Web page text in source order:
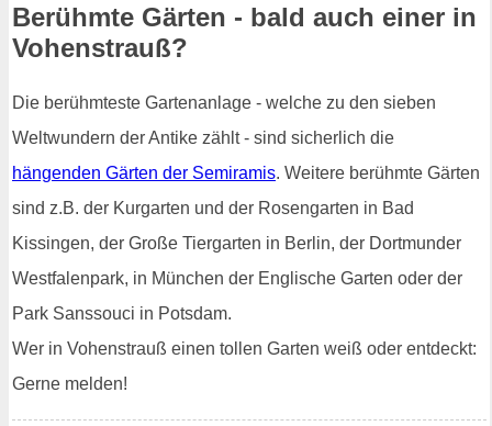
Berühmte Gärten - bald auch einer in
Vohenstrauß?
Die berühmteste Gartenanlage - welche zu den sieben
Weltwundern der Antike zählt - sind sicherlich die
hängenden Gärten der Semiramis. Weitere berühmte Gärten
sind z.B. der Kurgarten und der Rosengarten in Bad
Kissingen, der Große Tiergarten in Berlin, der Dortmunder
Westfalenpark, in München der Englische Garten oder der
Park Sanssouci in Potsdam.
Wer in Vohenstrauß einen tollen Garten weiß oder entdeckt:
Gerne melden!